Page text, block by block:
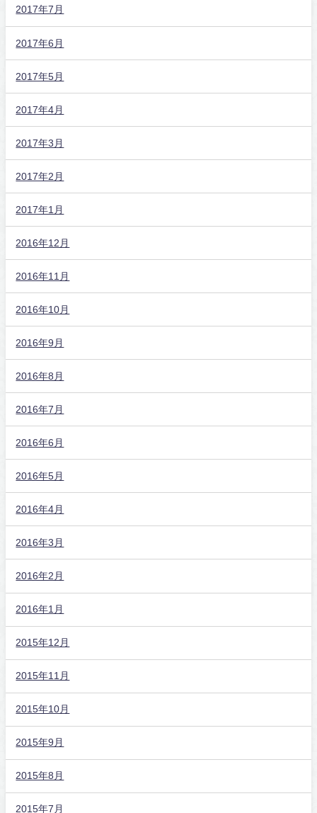
2017年7月
2017年6月
2017年5月
2017年4月
2017年3月
2017年2月
2017年1月
2016年12月
2016年11月
2016年10月
2016年9月
2016年8月
2016年7月
2016年6月
2016年5月
2016年4月
2016年3月
2016年2月
2016年1月
2015年12月
2015年11月
2015年10月
2015年9月
2015年8月
2015年7月